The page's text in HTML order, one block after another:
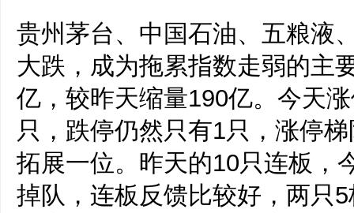
贵州茅台、中国石油、五粮液
大跌，成为拖累指数走弱的主
亿，较昨天缩量190亿。今天
只，跌停仍然只有1只，涨停
拓展一位。昨天的10只连板，
掉队，连板反馈比较好，两只